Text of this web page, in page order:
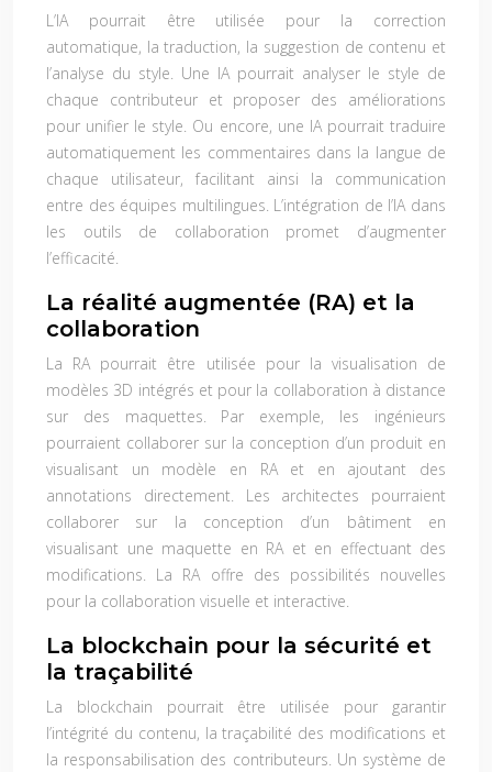
L’IA pourrait être utilisée pour la correction
automatique, la traduction, la suggestion de contenu et
l’analyse du style. Une IA pourrait analyser le style de
chaque contributeur et proposer des améliorations
pour unifier le style. Ou encore, une IA pourrait traduire
automatiquement les commentaires dans la langue de
chaque utilisateur, facilitant ainsi la communication
entre des équipes multilingues. L’intégration de l’IA dans
les outils de collaboration promet d’augmenter
l’efficacité.
La réalité augmentée (RA) et la
collaboration
La RA pourrait être utilisée pour la visualisation de
modèles 3D intégrés et pour la collaboration à distance
sur des maquettes. Par exemple, les ingénieurs
pourraient collaborer sur la conception d’un produit en
visualisant un modèle en RA et en ajoutant des
annotations directement. Les architectes pourraient
collaborer sur la conception d’un bâtiment en
visualisant une maquette en RA et en effectuant des
modifications. La RA offre des possibilités nouvelles
pour la collaboration visuelle et interactive.
La blockchain pour la sécurité et
la traçabilité
La blockchain pourrait être utilisée pour garantir
l’intégrité du contenu, la traçabilité des modifications et
la responsabilisation des contributeurs. Un système de